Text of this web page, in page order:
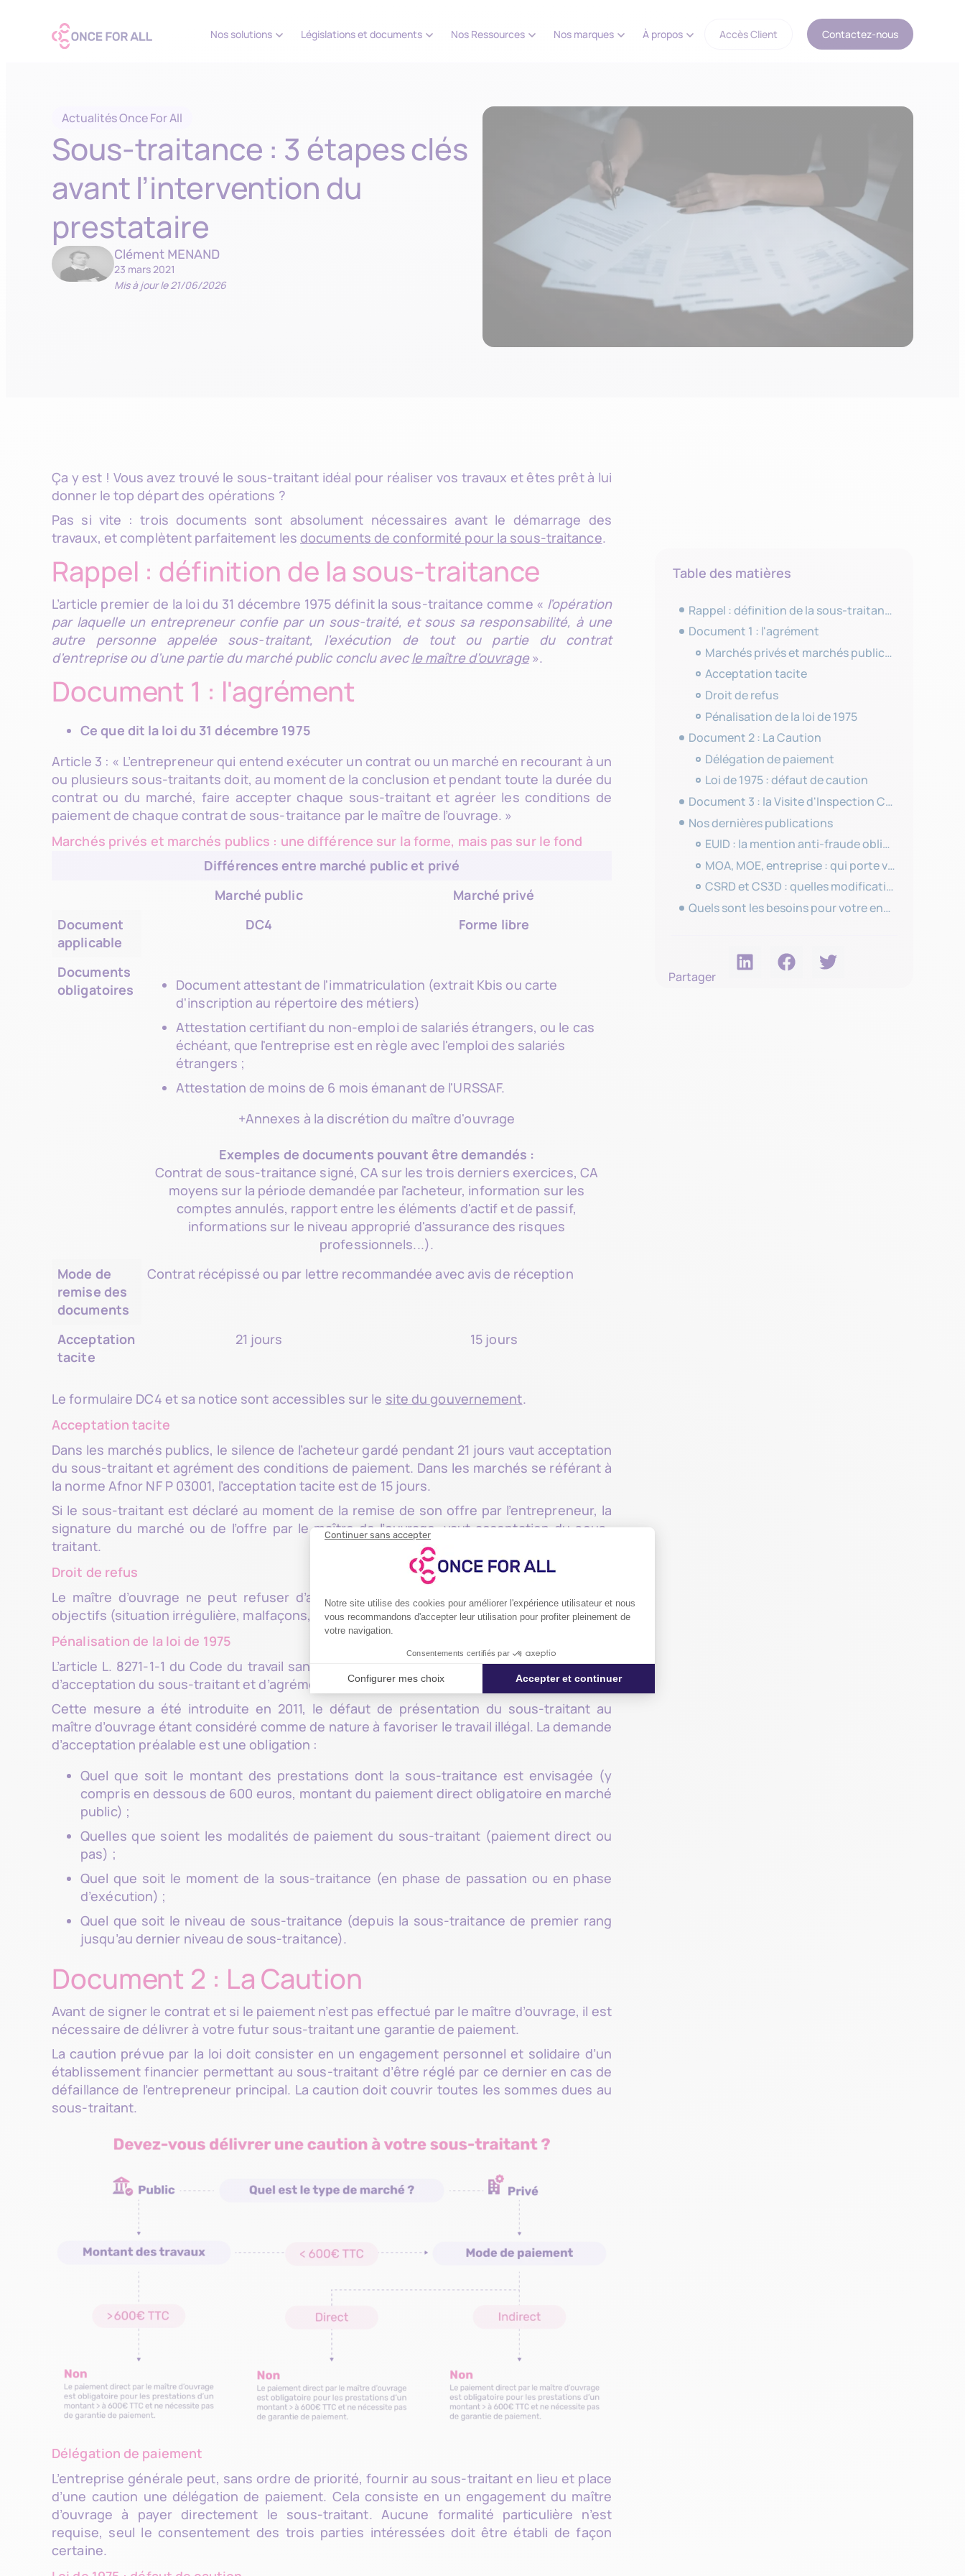
Nos solutions Législations et documents Nos Ressources Nos marques À propos Accès Client Contactez-nous
Actualités Once For All
Sous-traitance : 3 étapes clés
avant l’intervention du
prestataire
Clément MENAND
23 mars 2021
Mis à jour le 21/06/2026
Ça y est ! Vous avez trouvé le sous-traitant idéal pour réaliser vos travaux et êtes prêt à lui
donner le top départ des opérations ?
Pas si vite : trois documents sont absolument nécessaires avant le démarrage des
travaux, et complètent parfaitement lesdocuments de conformité pour la sous-traitance.
Rappel : définition de la sous-traitance
L’article premier de la loi du 31 décembre 1975 définit la sous-traitance comme « l’opération
par laquelle un entrepreneur confie par un sous-traité, et sous sa responsabilité, à une
autre personne appelée sous-traitant, l’exécution de tout ou partie du contrat
d’entreprise ou d’une partie du marché public conclu avecle maître d’ouvrage».
Document 1 : l'agrément
Ce que dit la loi du 31 décembre 1975
Article 3 : « L’entrepreneur qui entend exécuter un contrat ou un marché en recourant à un
ou plusieurs sous-traitants doit, au moment de la conclusion et pendant toute la durée du
contrat ou du marché, faire accepter chaque sous-traitant et agréer les conditions de
paiement de chaque contrat de sous-traitance par le maître de l’ouvrage. »
Marchés privés et marchés publics : une différence sur la forme, mais pas sur le fond
Différences entre marché public et privé
Marché public
Marché privé
Document
applicable
DC4 Forme libre
Documents
obligatoires
Document attestant de l'immatriculation (extrait Kbis ou carte
d'inscription au répertoire des métiers)
Attestation certifiant du non-emploi de salariés étrangers, ou le cas
échéant, que l'entreprise est en règle avec l'emploi des salariés
étrangers ;
Attestation de moins de 6 mois émanant de l'URSSAF.
+Annexes à la discrétion du maître d'ouvrage
Exemples de documents pouvant être demandés :
Contrat de sous-traitance signé, CA sur les trois derniers exercices, CA
moyens sur la période demandée par l'acheteur, information sur les
comptes annulés, rapport entre les éléments d'actif et de passif,
informations sur le niveau approprié d'assurance des risques
professionnels...).
Mode de
remise des
documents
Contrat récépissé ou par lettre recommandée avec avis de réception
Acceptation
tacite
21 jours 15 jours
Le formulaire DC4 et sa notice sont accessibles sur le site du gouvernement.
Acceptation tacite
Dans les marchés publics, le silence de l’acheteur gardé pendant 21 jours vaut acceptation
du sous-traitant et agrément des conditions de paiement. Dans les marchés se référant à
la norme Afnor NF P 03001, l’acceptation tacite est de 15 jours.
Si le sous-traitant est déclaré au moment de la remise de son offre par l’entrepreneur, la
signature du marché ou de l’offre par le maître de l’ouvrage, vaut acceptation du sous-
traitant.
Droit de refus
Le maître d’ouvrage ne peut refuser d’agréer un sous-traitant sans motifs sérieux et
objectifs (situation irrégulière, malfaçons, défaut de qualification).
Pénalisation de la loi de 1975
L’article L. 8271-1-1 du Code du travail sanctionne d’une amende de 7 500 euros le défaut
d’acceptation du sous-traitant et d’agrément de ses conditions de paiement.
Cette mesure a été introduite en 2011, le défaut de présentation du sous-traitant au
maître d’ouvrage étant considéré comme de nature à favoriser le travail illégal. La demande
d’acceptation préalable est une obligation :
Quel que soit le montant des prestations dont la sous-traitance est envisagée (y
compris en dessous de 600 euros, montant du paiement direct obligatoire en marché
public) ;
Quelles que soient les modalités de paiement du sous-traitant (paiement direct ou
pas) ;
Quel que soit le moment de la sous-traitance (en phase de passation ou en phase
d’exécution) ;
Quel que soit le niveau de sous-traitance (depuis la sous-traitance de premier rang
jusqu’au dernier niveau de sous-traitance).
Document 2 : La Caution
Avant de signer le contrat et si le paiement n’est pas effectué par le maître d’ouvrage, il est
nécessaire de délivrer à votre futur sous-traitant une garantie de paiement.
La caution prévue par la loi doit consister en un engagement personnel et solidaire d’un
établissement financier permettant au sous-traitant d’être réglé par ce dernier en cas de
défaillance de l’entrepreneur principal. La caution doit couvrir toutes les sommes dues au
sous-traitant.
Délégation de paiement
L’entreprise générale peut, sans ordre de priorité, fournir au sous-traitant en lieu et place
d’une caution une délégation de paiement. Cela consiste en un engagement du maître
d’ouvrage à payer directement le sous-traitant. Aucune formalité particulière n’est
requise, seul le consentement des trois parties intéressées doit être établi de façon
certaine.
Table des matières
Rappel : définition de la sous-traitance
Document 1 : l'agrément
Marchés privés et marchés publics : une différence sur la forme, mais pas sur le fond
Acceptation tacite
Droit de refus
Pénalisation de la loi de 1975
Document 2 : La Caution
Délégation de paiement
Loi de 1975 : défaut de caution
Document 3 : la Visite d'Inspection Commune (VIC)
Nos dernières publications
EUID : la mention anti-fraude obligatoire pour les Kbis
MOA, MOE, entreprise : qui porte vraiment le risque contractuel sur un chantier ?
CSRD et CS3D : quelles modifications après Omnibus I ?
Quels sont les besoins pour votre entreprise ?
Partager